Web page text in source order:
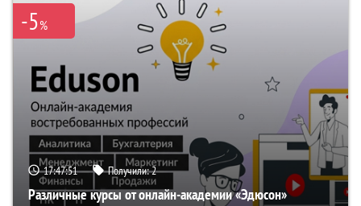
-5%
17:47:50 Получили:2
Различные курсы от онлайн-академии «Эдюсон»